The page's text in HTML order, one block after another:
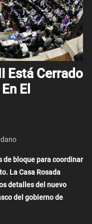
Está Cerrado
El
de bloque para coordinar
La Casa Rosada
detalles del nuevo
del gobierno de